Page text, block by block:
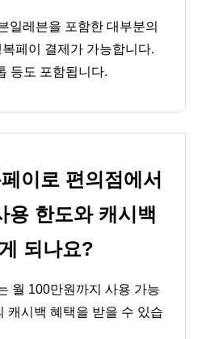
일레븐을 포함한 대부분의
페이 결제가 가능합니다.
등도 포함됩니다.
이로 편의점에서
용 한도와 캐시백
되나요?
월 100만원까지 사용 가능
캐시백 혜택을 받을 수 있습